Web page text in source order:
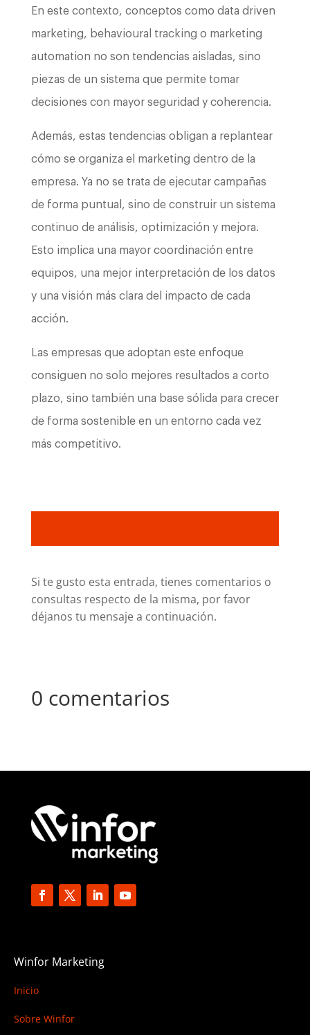
En este contexto, conceptos como data driven
marketing, behavioural tracking o marketing
automation no son tendencias aisladas, sino
piezas de un sistema que permite tomar
decisiones con mayor seguridad y coherencia.
Además, estas tendencias obligan a replantear
cómo se organiza el marketing dentro de la
empresa. Ya no se trata de ejecutar campañas
de forma puntual, sino de construir un sistema
continuo de análisis, optimización y mejora.
Esto implica una mayor coordinación entre
equipos, una mejor interpretación de los datos
y una visión más clara del impacto de cada
acción.
Las empresas que adoptan este enfoque
consiguen no solo mejores resultados a corto
plazo, sino también una base sólida para crecer
de forma sostenible en un entorno cada vez
más competitivo.
Si te gusto esta entrada, tienes comentarios o
consultas respecto de la misma, por favor
déjanos tu mensaje a continuación.
0 comentarios
Winfor Marketing
Inicio
Sobre Winfor